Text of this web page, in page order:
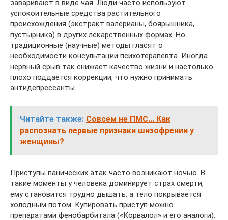
заваривают в виде чая. Люди часто используют
успокоительные средства растительного
происхождения (экстракт валерианы, боярышника,
пустырника) в других лекарственных формах. Но
традиционные (научные) методы гласят о
необходимости консультации психотерапевта. Иногда
нервный срыв так снижает качество жизни и настолько
плохо поддается коррекции, что нужно принимать
антидепрессанты.
Читайте также: Совсем не ПМС... Как
распознать первые признаки шизофрении у
женщины?
Приступы панических атак часто возникают ночью. В
такие моменты у человека доминирует страх смерти,
ему становится трудно дышать, а тело покрывается
холодным потом. Купировать приступ можно
препаратами фенобарбитала («Корвалол» и его аналоги).